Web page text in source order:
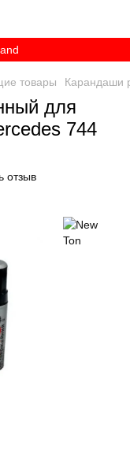
товары Карандаши
для
744
отзыв